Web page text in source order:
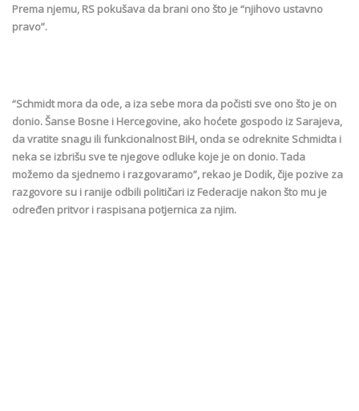
Prema njemu, RS pokušava da brani ono što je “njihovo ustavno
pravo”.
“Schmidt mora da ode, a iza sebe mora da počisti sve ono što je on
donio. Šanse Bosne i Hercegovine, ako hoćete gospodo iz Sarajeva,
da vratite snagu ili funkcionalnost BiH, onda se odreknite Schmidta i
neka se izbrišu sve te njegove odluke koje je on donio. Tada
možemo da sjednemo i razgovaramo”, rekao je Dodik, čije pozive za
razgovore su i ranije odbili političari iz Federacije nakon što mu je
određen pritvor i raspisana potjernica za njim.